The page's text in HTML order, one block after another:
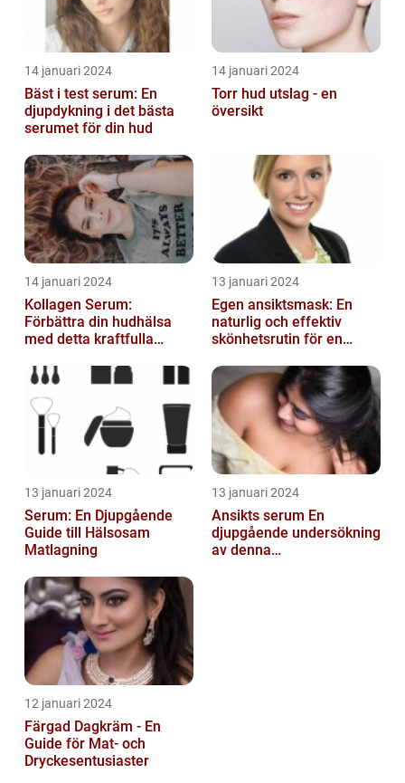
14 januari 2024
Bäst i test serum: En
djupdykning i det bästa
serumet för din hud
14 januari 2024
Torr hud utslag - en
översikt
14 januari 2024
Kollagen Serum:
Förbättra din hudhälsa
med detta kraftfulla
13 januari 2024
Egen ansiktsmask: En
naturlig och effektiv
skönhetsrutin för en
13 januari 2024
Serum: En Djupgående
Guide till Hälsosam
Matlagning
13 januari 2024
Ansikts serum En
djupgående undersökning
av denna
12 januari 2024
Färgad Dagkräm - En
Guide för Mat- och
Dryckesentusiaster